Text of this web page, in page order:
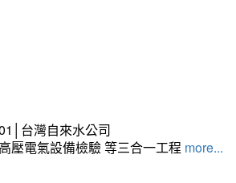
台灣自來水公司
壓電氣設備檢驗 等三合一工程 more...